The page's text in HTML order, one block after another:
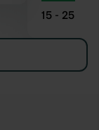
15 - 25